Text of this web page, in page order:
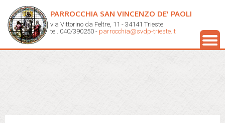
PARROCCHIA SAN VINCENZO DE' PAOLI
via Vittorino da Feltre, 11 - 34141 Trieste
tel. 040/390250 - parrocchia@svdp-trieste.it